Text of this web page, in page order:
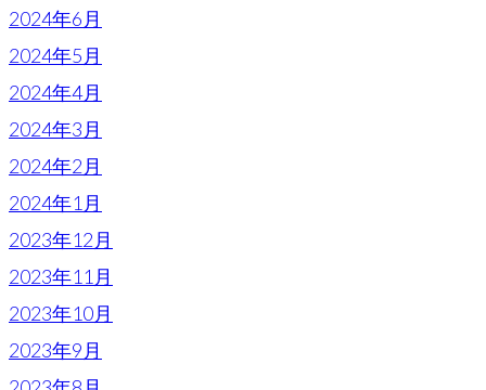
2024年6月
2024年5月
2024年4月
2024年3月
2024年2月
2024年1月
2023年12月
2023年11月
2023年10月
2023年9月